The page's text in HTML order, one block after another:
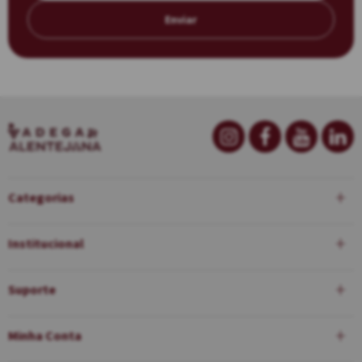
Enviar
Categorias
Institucional
Suporte
Minha Conta